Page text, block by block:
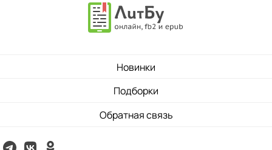
Новинки
Подборки
Обратная связь